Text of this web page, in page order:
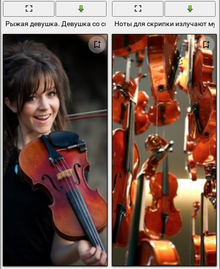
Рыжая девушка. Девушка со скрипкойНоты для скрипки излучают